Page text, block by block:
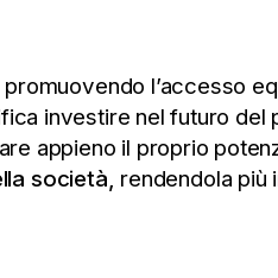
promuovendo l’accesso
investire nel futuro del
appieno il proprio
società, rendendola più